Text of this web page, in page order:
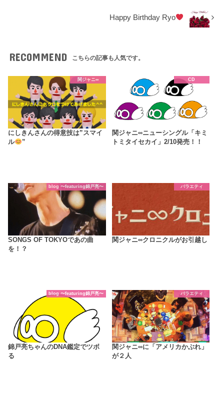
Happy Birthday Ryo
RECOMMEND こちらの記事も人気です。
関ジャニ∞
にしきんさんの得意技は”スマイ
ル
”
CD
関ジャニ∞ニューシングル「キミ
トミタイセカイ」2/10発売！！
blog 〜featuring錦戸亮〜
SONGS OF TOKYOであの曲
を！？
バラエティ
関ジャニ∞クロニクルがお引越し
blog 〜featuring錦戸亮〜
錦戸亮ちゃんのDNA鑑定でツボ
る
バラエティ
関ジャニ∞に「アメリカかぶれ」
が２人